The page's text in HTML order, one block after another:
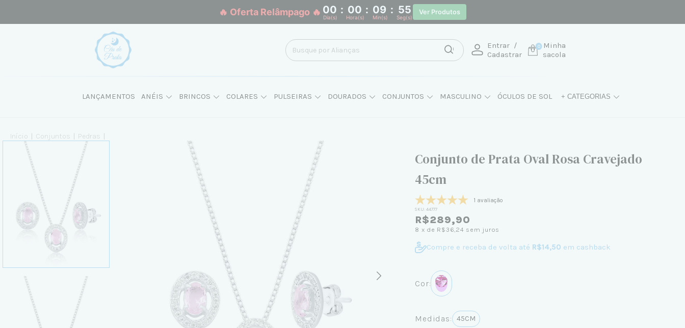
🔥 Oferta Relâmpago 🔥 00 : 00 : 09 : 55
Dia(s) Hora(s) Min(s) Seg(s)
Ver Produtos
Entrar /
Cadastrar
Minha
sacola
0
LANÇAMENTOS ANÉIS BRINCOS COLARES PULSEIRAS DOURADOS CONJUNTOS MASCULINO ÓCULOS DE SOL + CATEGORIAS
Início Conjuntos Pedras
Conjunto de Prata Oval Rosa Cravejado
45cm
1 avaliação
SKU:44777
R$289,90
8 x de R$36,24 sem juros
Compre e receba de volta até R$14,50 em cashback
Cor:
Medidas: 45CM